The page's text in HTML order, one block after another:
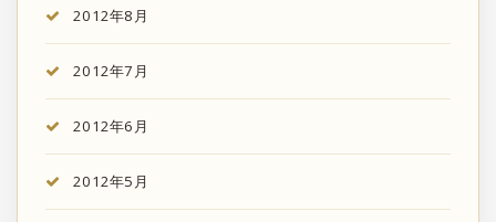
2012年8月
2012年7月
2012年6月
2012年5月